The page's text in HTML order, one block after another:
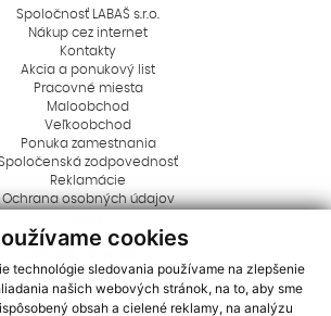
cookies
technológie sledovania používame na zlepšenie
našich webových stránok, na to, aby sme
obsah a cielené reklamy, na analýzu
Spoločnosť LABAŠ s.r.o.
Nákup cez internet
Kontakty
Akcia a ponukový list
Pracovné miesta
Maloobchod
Veľkoobchod
Ponuka zamestnania
zodpovednosť
Reklamácie
Ochrana osobných údajov
Rady a tipy
Aktuality
Logá na stiahnutie
Dôležité oznamy